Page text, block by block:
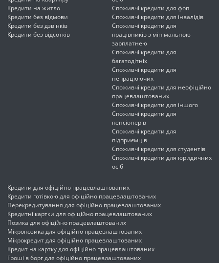
Кредити на житло
Кредити без відмови
Кредити без дзвінків
Кредити без відсотків
Споживчі кредити для фоп
Споживчі кредити для інвалідів
Споживчі кредити для
працівників з мінімальною
зарплатнею
Споживчі кредити для
багатодітніх
Споживчі кредити для
непрацюючих
Споживчі кредити для неофіційно
працевлаштованих
Споживчі кредити для іншого
Споживчі кредити для
пенсіонерів
Споживчі кредити для
підприємців
Споживчі кредити для студентів
Споживчі кредити для юридичних
осіб
Кредити для офіційно працевлаштованих
Кредити готівкою для офіційно працевлаштованих
Перекредитування для офіційно працевлаштованих
Кредитні картки для офіційно працевлаштованих
Позика для офіційно працевлаштованих
Мікропозика для офіційно працевлаштованих
Мікрокредит для офіційно працевлаштованих
Кредит на картку для офіційно працевлаштованих
Гроші в борг для офіційно працевлаштованих